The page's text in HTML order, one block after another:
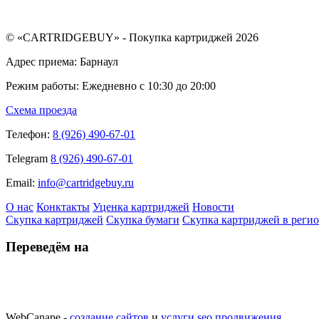
© «CARTRIDGEBUY» - Покупка картриджей 2026
Адрес приема: Барнаул
Режим работы: Ежедневно с 10:30 до 20:00
Схема проезда
Телефон: 8 (926) 490-67-01
Telegram 8 (926) 490-67-01
Email: info@cartridgebuy.ru
О нас Конктакты Уценка картриджей Новости
Скупка картриджей Скупка бумаги Скупка картриджей в
Переведём на